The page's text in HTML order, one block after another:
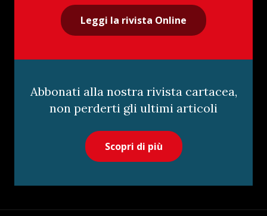
Leggi la rivista Online
Abbonati alla nostra rivista cartacea,
non perderti gli ultimi articoli
Scopri di più